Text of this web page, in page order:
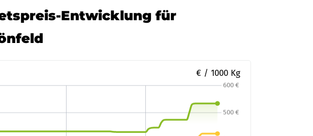
Entwicklung für
€ / 1000 Kg